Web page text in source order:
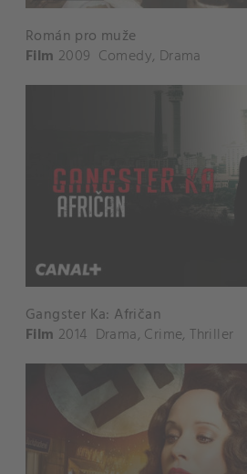
Román pro muže
Film 2009 Comedy, Drama
Gangster Ka: Afričan
Film 2014 Drama, Crime,Thriller